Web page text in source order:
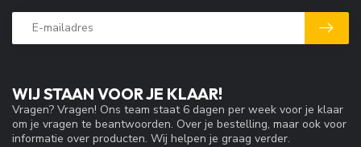
WIJ STAAN VOOR JE KLAAR!
Vragen? Vragen! Ons team staat 6 dagen per week voor je klaar
om je vragen te beantwoorden. Over je bestelling, maar ook voor
informatie over producten. Wij helpen je graag verder.